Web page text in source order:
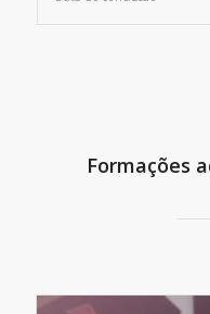
Formações